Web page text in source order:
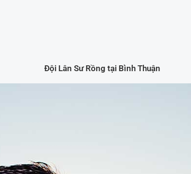
Đội Lân Sư Rồng tại Bình Thuận